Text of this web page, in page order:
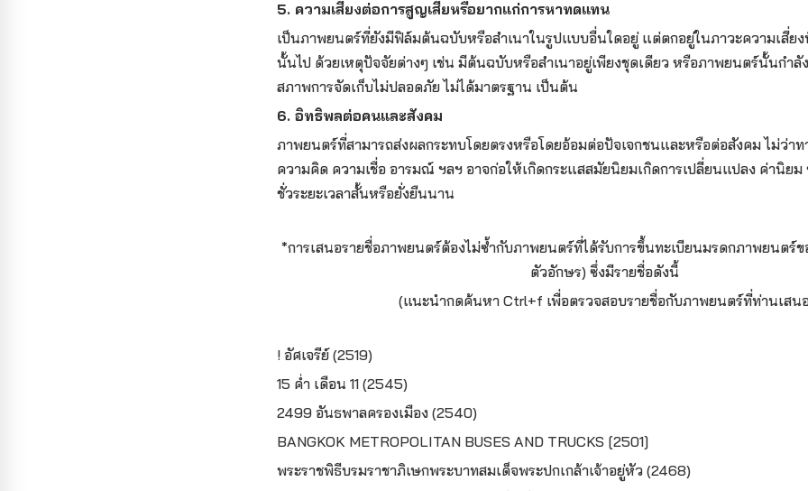
5. ความเสี่ยงต่อการสูญเสียหรือยากแก่การหาทดแทน
เป็นภาพยนตร์ที่ยังมีฟิล์มต้นฉบับหรือสำเนาในรูปแบบอื่นใดอยู่ แต่ตกอยู่ในภาวะความเสี่ย
นั้นไป ด้วยเหตุปัจจัยต่างๆ เช่น มีต้นฉบับหรือสำเนาอยู่เพียงชุดเดียว หรือภาพยนตร์นั้นกำลั
สภาพการจัดเก็บไม่ปลอดภัย ไม่ได้มาตรฐาน เป็นต้น
6. อิทธิพลต่อคนและสังคม
ภาพยนตร์ที่สามารถส่งผลกระทบโดยตรงหรือโดยอ้อมต่อปัจเจกชนและหรือต่อสังคม ไม่ว่า
ความคิด ความเชื่อ อารมณ์ ฯลฯ อาจก่อให้เกิดกระแสสมัยนิยมเกิดการเปลี่ยนแปลง ค่านิยม
ชั่วระยะเวลาสั้นหรือยั่งยืนนาน
*การเสนอรายชื่อภาพยนตร์ต้องไม่ซ้ำกับภาพยนตร์ที่ได้รับการขึ้นทะเบียนมรดกภาพยนตร์ข
ตัวอักษร) ซึ่งมีรายชื่อดังนี้
(แนะนำกดค้นหา Ctrl+f เพื่อตรวจสอบรายชื่อกับภาพยนตร์ที่ท่านเสน
! อัศเจรีย์ (2519)
15 ค่ำ เดือน 11 (2545)
2499 อันธพาลครองเมือง (2540)
BANGKOK METROPOLITAN BUSES AND TRUCKS [2501]
พระราชพิธีบรมราชาภิเษกพระบาทสมเด็จพระปกเกล้าเจ้าอยู่หัว (2468)